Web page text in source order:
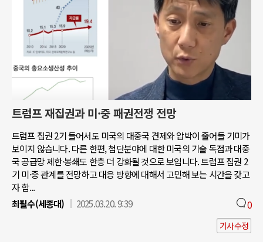
트럼프 재집권과 미·중 패권전쟁 전망
트럼프 집권 2기 들어서도 미국의 대중국 견제와 압박이 줄어들 기미가
보이지 않습니다. 다른 한편, 첨단분야에 대한 미국의 기술 독점과 대중
국 공급망 제한·봉쇄도 한층 더 강화될 것으로 보입니다. 트럼프 집권 2
기 미·중 관계를 전망하고 대응 방향에 대해서 고민해 보는 시간을 갖고
자 합...
최필수(세종대)
2025.03.20. 9:39 0
기사수정